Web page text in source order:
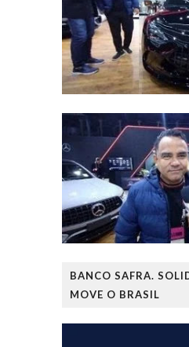
BANCO SAFRA.
MOVE O BRASIL